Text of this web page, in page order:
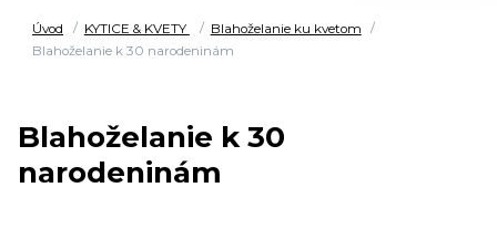
Úvod KYTICE & KVETY
Blahoželanie ku kvetom
Blahoželanie k 30 narodeninám
Blahoželanie k 30
narodeninám